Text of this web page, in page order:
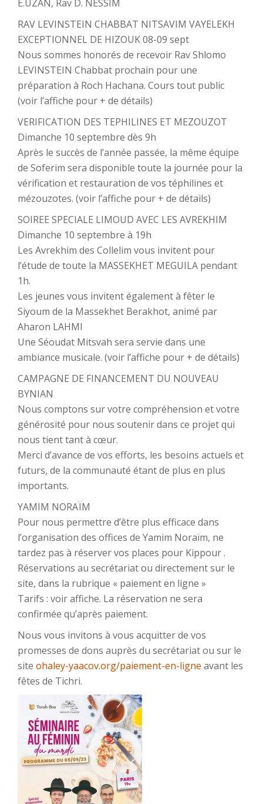
E.UZAN, Rav D. NESSIM
RAV LEVINSTEIN CHABBAT NITSAVIM VAYELEKH
EXCEPTIONNEL DE HIZOUK 08-09 sept
Nous sommes honorés de recevoir Rav Shlomo
LEVINSTEIN Chabbat prochain pour une
préparation à Roch Hachana. Cours tout public
(voir l’affiche pour + de détails)
VERIFICATION DES TEPHILINES ET MEZOUZOT
Dimanche 10 septembre dès 9h
Après le succès de l’année passée, la même équipe
de Soferim sera disponible toute la journée pour la
vérification et restauration de vos téphilines et
mézouzotes. (voir l’affiche pour + de détails)
SOIREE SPECIALE LIMOUD AVEC LES AVREKHIM
Dimanche 10 septembre à 19h
Les Avrekhim des Collelim vous invitent pour
l’étude de toute la MASSEKHET MEGUILA pendant
1h.
Les jeunes vous invitent également à fêter le
Siyoum de la Massekhet Berakhot, animé par
Aharon LAHMI
Une Séoudat Mitsvah sera servie dans une
ambiance musicale. (voir l’affiche pour + de détails)
CAMPAGNE DE FINANCEMENT DU NOUVEAU
BYNIAN
Nous comptons sur votre compréhension et votre
générosité pour nous soutenir dans ce projet qui
nous tient tant à cœur.
Merci d’avance de vos efforts, les besoins actuels et
futurs, de la communauté étant de plus en plus
importants.
YAMIM NORAÏM
Pour nous permettre d’être plus efficace dans
l’organisation des offices de Yamim Noraïm, ne
tardez pas à réserver vos places pour Kippour .
Réservations au secrétariat ou directement sur le
site, dans la rubrique « paiement en ligne »
Tarifs : voir affiche. La réservation ne sera
confirmée qu’après paiement.
Nous vous invitons à vous acquitter de vos
promesses de dons auprès du secrétariat ou sur le
site ohaley-yaacov.org/paiement-en-ligne avant les
fêtes de Tichri.